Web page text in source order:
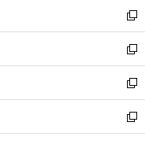
く
で
開
く
ド
ウ
で
開
く
ィ
ン
ド
ウ
で
開
く
い
ウ
ィ
ン
ド
ウ
で
開
新
し
い
ウ
ィ
ン
ド
ウ
新
し
い
ウ
ィ
ン
新
し
い
ウ
新
し